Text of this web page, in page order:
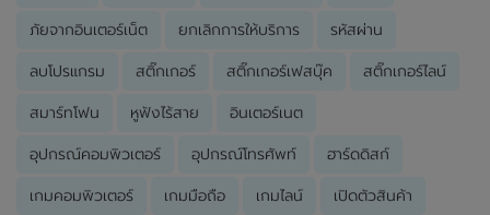
ภัยจากอินเตอร์เน็ต ยกเลิกการให้บริการ รหัสผ่าน
ลบโปรแกรม สติ๊กเกอร์ สติ๊กเกอร์เฟสบุ๊ค สติ๊กเกอร์ไลน์
สมาร์ทโฟน หูฟังไร้สาย อินเตอร์เนต
อุปกรณ์คอมพิวเตอร์ อุปกรณ์โทรศัพท์ ฮาร์ดดิสก์
เกมคอมพิวเตอร์ เกมมือถือ เกมไลน์ เปิดตัวสินค้า